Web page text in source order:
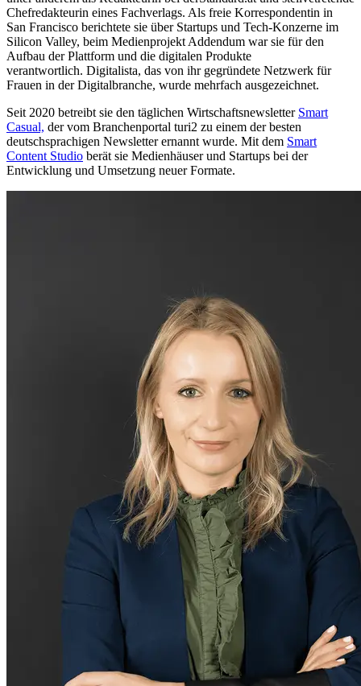
Chefredakteurin eines Fachverlags. Als freie Korrespondentin in
San Francisco berichtete sie über Startups und Tech-Konzerne im
Silicon Valley, beim Medienprojekt Addendum war sie für den
Aufbau der Plattform und die digitalen Produkte
verantwortlich. Digitalista, das von ihr gegründete Netzwerk für
Frauen in der Digitalbranche, wurde mehrfach ausgezeichnet.
Seit 2020 betreibt sie den täglichen Wirtschaftsnewsletter Smart
Casual, der vom Branchenportal turi2 zu einem der besten
deutschsprachigen Newsletter ernannt wurde. Mit dem Smart
Content Studio berät sie Medienhäuser und Startups bei der
Entwicklung und Umsetzung neuer Formate.